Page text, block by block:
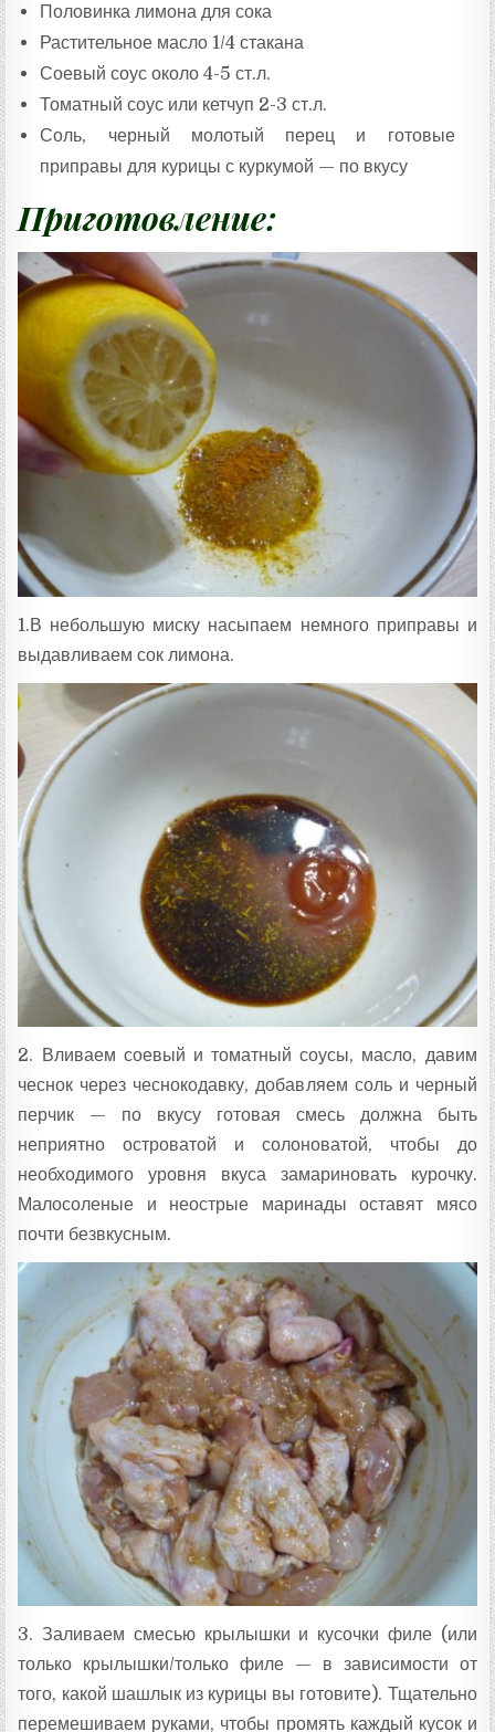
Половинка лимона для сока
Растительное масло 1/4 стакана
Соевый соус около 4-5 ст.л.
Томатный соус или кетчуп 2-3 ст.л.
Соль, черный молотый перец и готовые
приправы для курицы с куркумой — по вкусу
Приготовление:
1.В небольшую миску насыпаем немного приправы и
выдавливаем сок лимона.
2. Вливаем соевый и томатный соусы, масло, давим
чеснок через чеснокодавку, добавляем соль и черный
перчик — по вкусу готовая смесь должна быть
неприятно островатой и солоноватой, чтобы до
необходимого уровня вкуса замариновать курочку.
Малосоленые и неострые маринады оставят мясо
почти безвкусным.
3. Заливаем смесью крылышки и кусочки филе (или
только крылышки/только филе — в зависимости от
того, какой шашлык из курицы вы готовите). Тщательно
перемешиваем руками, чтобы промять каждый кусок и